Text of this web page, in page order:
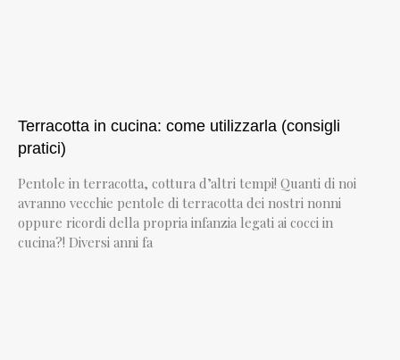
Terracotta in cucina: come utilizzarla (consigli
pratici)
Pentole in terracotta, cottura d’altri tempi! Quanti di noi
avranno vecchie pentole di terracotta dei nostri nonni
oppure ricordi della propria infanzia legati ai cocci in
cucina?! Diversi anni fa